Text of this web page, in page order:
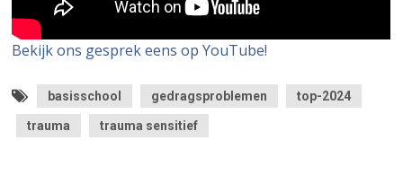
Bekijk ons gesprek eens op YouTube!
basisschool gedragsproblemen top-2024
trauma trauma sensitief